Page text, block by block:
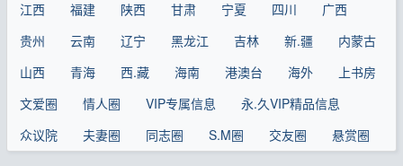
江西
福建 陕西 甘肃 宁夏 四川
广西
贵州
云南 辽宁 黑龙江 吉林 新.疆
内蒙古
山西
青海 西.藏 海南 港澳台 海外
上书房
文爱圈
情人圈 VIP专属信息
永.久VIP精品信息
众议院
夫妻圈 同志圈 S.M圈 交友圈 悬赏圈